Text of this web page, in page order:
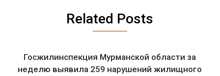
Related Posts
Госжилинспекция Мурманской области за
неделю выявила 259 нарушений жилищного